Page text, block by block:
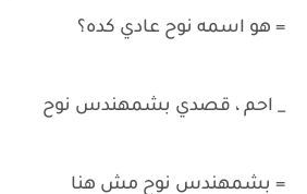
= هو اسمه نوح عادي كده؟
_ احم ، قصدي بشمهندس نوح
= بشمهندس نوح مش هنا